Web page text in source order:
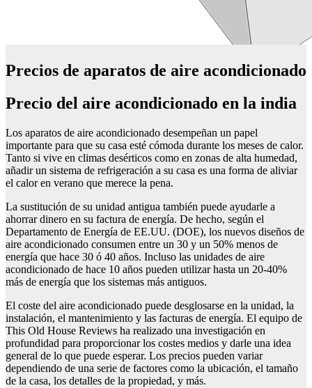
Precios de aparatos de aire acondicionado
Precio del aire acondicionado en la india
Los aparatos de aire acondicionado desempeñan un papel
importante para que su casa esté cómoda durante los meses de calor.
Tanto si vive en climas desérticos como en zonas de alta humedad,
añadir un sistema de refrigeración a su casa es una forma de aliviar
el calor en verano que merece la pena.
La sustitución de su unidad antigua también puede ayudarle a
ahorrar dinero en su factura de energía. De hecho, según el
Departamento de Energía de EE.UU. (DOE), los nuevos diseños de
aire acondicionado consumen entre un 30 y un 50% menos de
energía que hace 30 ó 40 años. Incluso las unidades de aire
acondicionado de hace 10 años pueden utilizar hasta un 20-40%
más de energía que los sistemas más antiguos.
El coste del aire acondicionado puede desglosarse en la unidad, la
instalación, el mantenimiento y las facturas de energía. El equipo de
This Old House Reviews ha realizado una investigación en
profundidad para proporcionar los costes medios y darle una idea
general de lo que puede esperar. Los precios pueden variar
dependiendo de una serie de factores como la ubicación, el tamaño
de la casa, los detalles de la propiedad, y más.